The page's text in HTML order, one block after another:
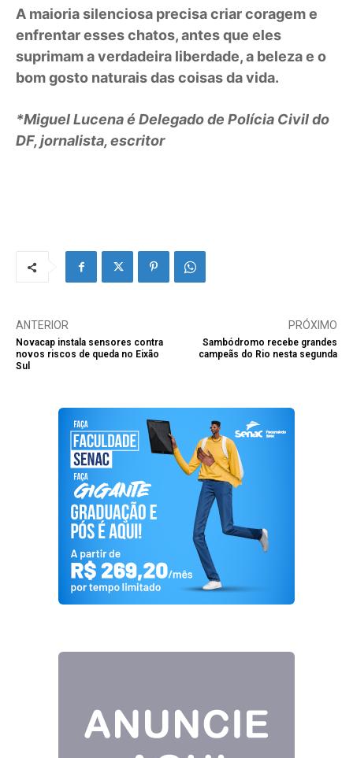
A maioria silenciosa precisa criar coragem e
enfrentar esses chatos, antes que eles
suprimam a verdadeira liberdade, a beleza e o
bom gosto naturais das coisas da vida.
*Miguel Lucena é Delegado de Polícia Civil do
DF, jornalista, escritor
ANTERIOR
Novacap instala sensores contra
novos riscos de queda no Eixão
Sul
PRÓXIMO
Sambódromo recebe grandes
campeãs do Rio nesta segunda